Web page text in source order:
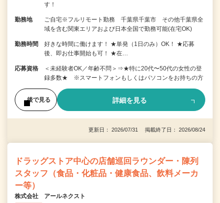
す！
勤務地
ご自宅※フルリモート勤務 千葉県千葉市 その他千葉県全
域を含む関東エリアおよび日本全国で勤務可能(在宅OK)
勤務時間
好きな時間に働けます！ ★単発（1日のみ）OK！ ★応募
後、即お仕事開始も可！ ★在…
応募資格
＜未経験者OK／年齢不問＞⇒★特に20代〜50代の女性の登
録多数★ ※スマートフォンもしくはパソコンをお持ちの方
後で見る 詳細を見る
更新日： 2026/07/31 掲載終了日： 2026/08/24
ドラッグストア中心の店舗巡回ラウンダー・陳列
スタッフ（食品・化粧品・健康食品、飲料メーカ
ー等）
株式会社 アールネクスト